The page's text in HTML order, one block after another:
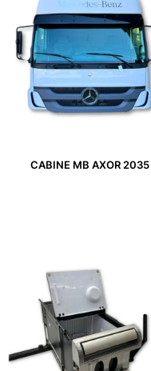
CABINE MB AXOR 2035